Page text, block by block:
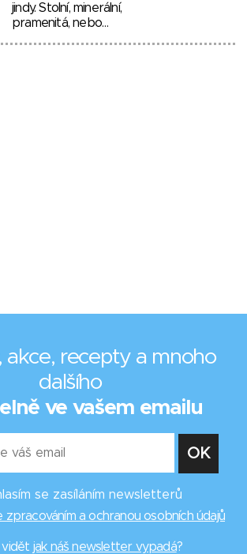
jindy. Stolní, minerální,
pramenitá, nebo…
akce, recepty a mnoho
dalšího
ve vašem emailu
se zasíláním newsletterů
zpracováním a ochranou osobních údajů
jak náš newsletter vypadá?